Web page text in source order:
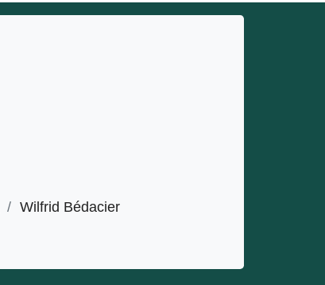
/ Wilfrid Bédacier